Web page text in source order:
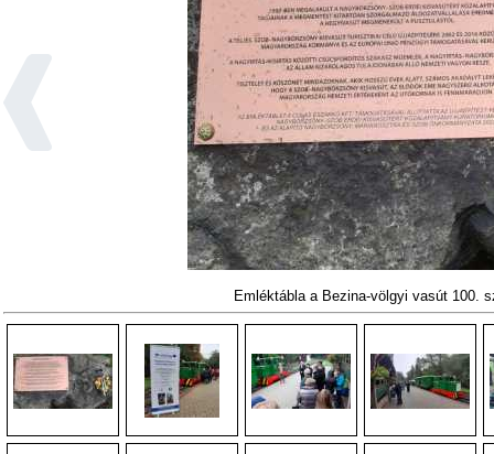
Emléktábla a Bezina-völgyi vasút 100.